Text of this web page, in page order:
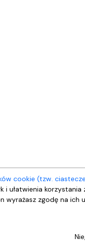
cookie (tzw.
ułatwienia korzystania
wyrażasz zgodę na ich